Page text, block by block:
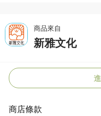
商品來自
新雅文化
商店條款